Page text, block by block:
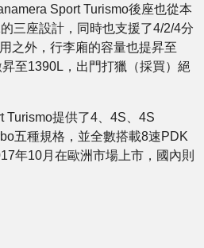
Sport Turismo後座也從本
三座設計，同時也支援了4/2/4分
之外，行李廂的容量也提昇至
至1390L，出門打獵（採買）絕
Turismo提供了4、4S、4S
五種規格，並全數搭載8速PDK
年10月在歐洲市場上市，國內則